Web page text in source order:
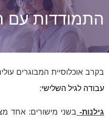
התמודדות עם
בקרב אוכלוסיית המבוגרים
עבודה לגיל השלישי:
גילנות- בשני מישורים: אחד